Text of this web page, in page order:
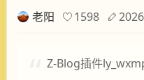
老阳 1598
Z-Blog插件